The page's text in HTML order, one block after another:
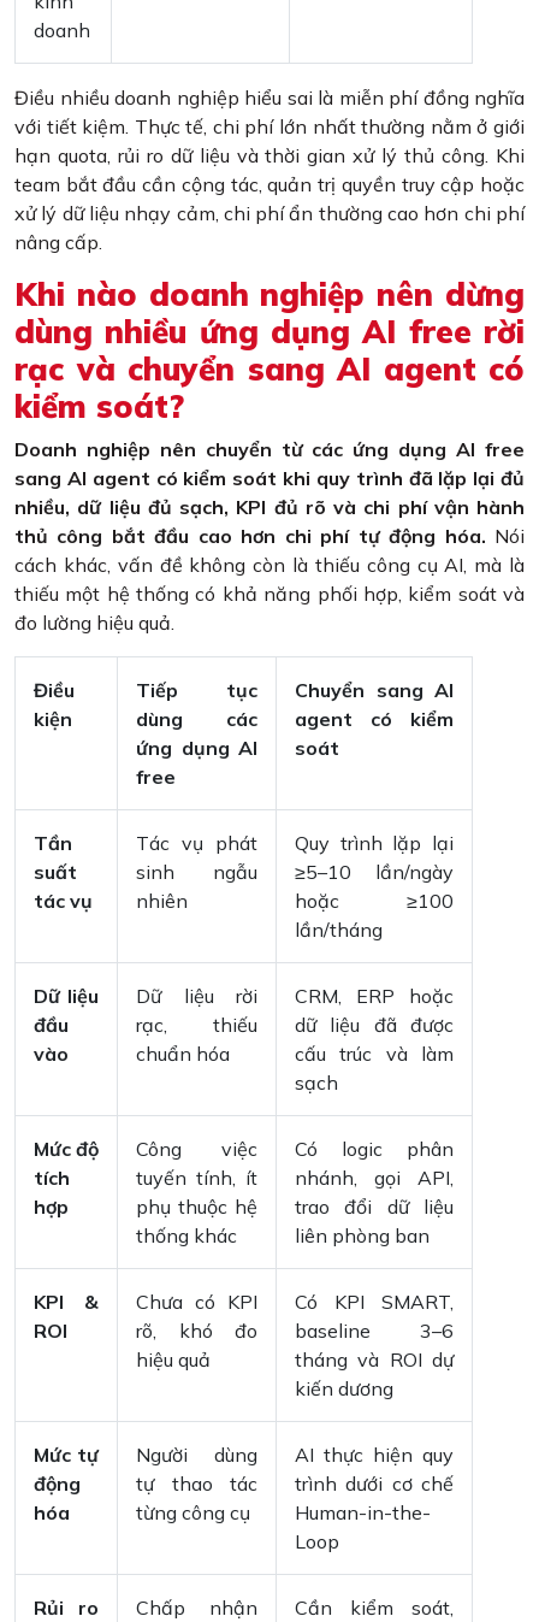
doanh
Điều nhiều doanh nghiệp hiểu sai là miễn phí đồng nghĩa
với tiết kiệm. Thực tế, chi phí lớn nhất thường nằm ở giới
hạn quota, rủi ro dữ liệu và thời gian xử lý thủ công. Khi
team bắt đầu cần cộng tác, quản trị quyền truy cập hoặc
xử lý dữ liệu nhạy cảm, chi phí ẩn thường cao hơn chi phí
nâng cấp.
Khi nào doanh nghiệp nên dừng
dùng nhiều ứng dụng AI free rời
rạc và chuyển sang AI agent có
kiểm soát?
Doanh nghiệp nên chuyển từ các ứng dụng AI free
sang AI agent có kiểm soát khi quy trình đã lặp lại đủ
nhiều, dữ liệu đủ sạch, KPI đủ rõ và chi phí vận hành
thủ công bắt đầu cao hơn chi phí tự động hóa. Nói
cách khác, vấn đề không còn là thiếu công cụ AI, mà là
thiếu một hệ thống có khả năng phối hợp, kiểm soát và
đo lường hiệu quả.
Điều
kiện
Tiếp tục
dùng các
ứng dụng AI
free
Chuyển sang AI
agent có kiểm
soát
Tần
suất
tác vụ
Tác vụ phát
sinh ngẫu
nhiên
Quy trình lặp lại
≥5–10 lần/ngày
hoặc ≥100
lần/tháng
Dữ liệu
đầu
vào
Dữ liệu rời
rạc, thiếu
chuẩn hóa
CRM, ERP hoặc
dữ liệu đã được
cấu trúc và làm
sạch
Mức độ
tích
hợp
Công việc
tuyến tính, ít
phụ thuộc hệ
thống khác
Có logic phân
nhánh, gọi API,
trao đổi dữ liệu
liên phòng ban
KPI &
ROI
Chưa có KPI
rõ, khó đo
hiệu quả
Có KPI SMART,
baseline 3–6
tháng và ROI dự
kiến dương
Mức tự
động
hóa
Người dùng
tự thao tác
từng công cụ
AI thực hiện quy
trình dưới cơ chế
Human-in-the-
Loop
Rủi ro
Chấp nhận
Cần kiểm soát,